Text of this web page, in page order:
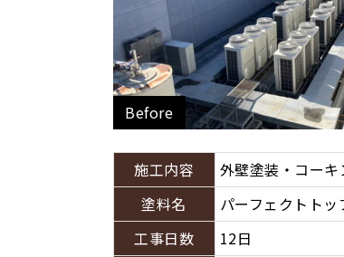
Before
施工内容
外壁塗装・コーキ
塗料名
パーフェクトト
工事日数
12日